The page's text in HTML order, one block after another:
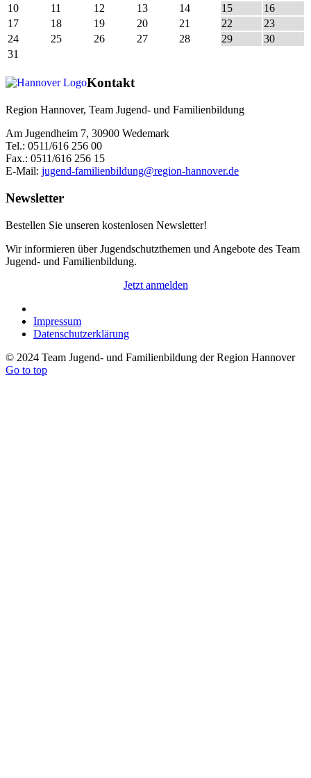
10
11 12 13 14 15
16
17
18 19 20 21 22
23
24
25 26 27 28 29
30
31
Kontakt
Region Hannover, Team Jugend- und Familienbildung
Am Jugendheim 7, 30900 Wedemark
Tel.: 0511/616 256 00
Fax.: 0511/616 256 15
E-Mail: jugend-familienbildung@region-hannover.de
Newsletter
Bestellen Sie unseren kostenlosen Newsletter!
Wir informieren über Jugendschutzthemen und Angebote des Team
Jugend- und Familienbildung.
Jetzt anmelden
Impressum
Datenschutzerklärung
© 2024 Team Jugend- und Familienbildung der Region Hannover
Go to top